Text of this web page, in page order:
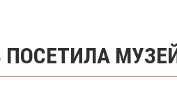
ПОСЕТИЛА